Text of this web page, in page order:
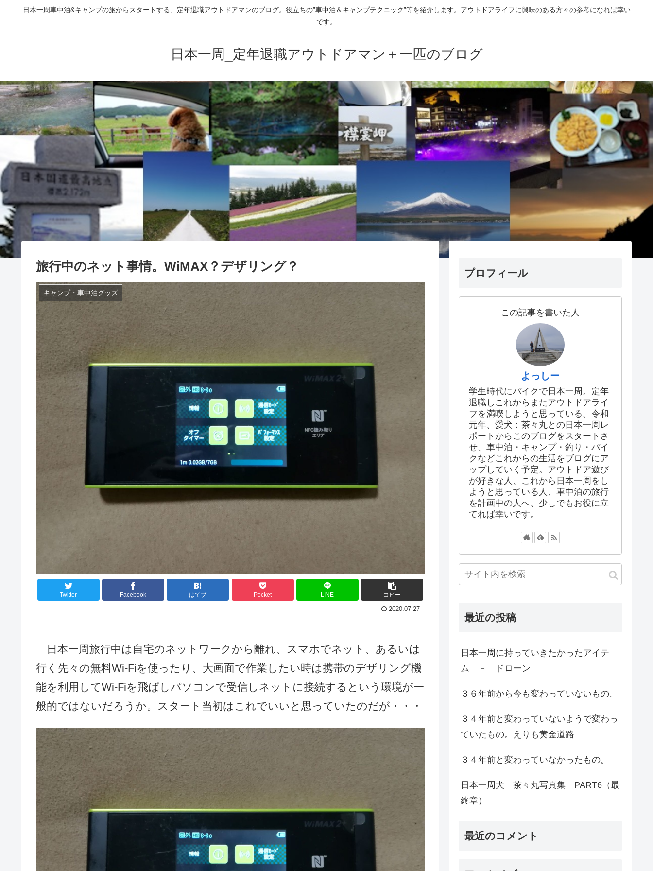
日本一周車中泊&キャンプの旅からスタートする、定年退職アウトドアマンのブログ。役立ちの”車中泊＆キャンプテクニック”等を紹介します。アウトドアライフに興味のある方々の参考になれば幸い
です。
日本一周_定年退職アウトドアマン＋一匹のブログ
旅行中のネット事情。WiMAX？デザリング？
キャンプ・車中泊グッズ
Twitter Facebook はてブ Pocket LINE コピー
2020.07.27
日本一周旅行中は自宅のネットワークから離れ、スマホでネット、あるいは
行く先々の無料Wi-Fiを使ったり、大画面で作業したい時は携帯のデザリング機
能を利用してWi-Fiを飛ばしパソコンで受信しネットに接続するという環境が一
般的ではないだろうか。スタート当初はこれでいいと思っていたのだが・・・
プロフィール
この記事を書いた人
よっしー
学生時代にバイクで日本一周。定年
退職しこれからまたアウトドアライ
フを満喫しようと思っている。令和
元年、愛犬：茶々丸との日本一周レ
ポートからこのブログをスタートさ
せ、車中泊・キャンプ・釣り・バイ
クなどこれからの生活をブログにア
ップしていく予定。アウトドア遊び
が好きな人、これから日本一周をし
ようと思っている人、車中泊の旅行
を計画中の人へ、少しでもお役に立
てれば幸いです。
最近の投稿
日本一周に持っていきたかったアイテ
ム － ドローン
３６年前から今も変わっていないもの。
３４年前と変わっていないようで変わっ
ていたもの。えりも黄金道路
３４年前と変わっていなかったもの。
日本一周犬 茶々丸写真集 PART6（最
終章）
最近のコメント